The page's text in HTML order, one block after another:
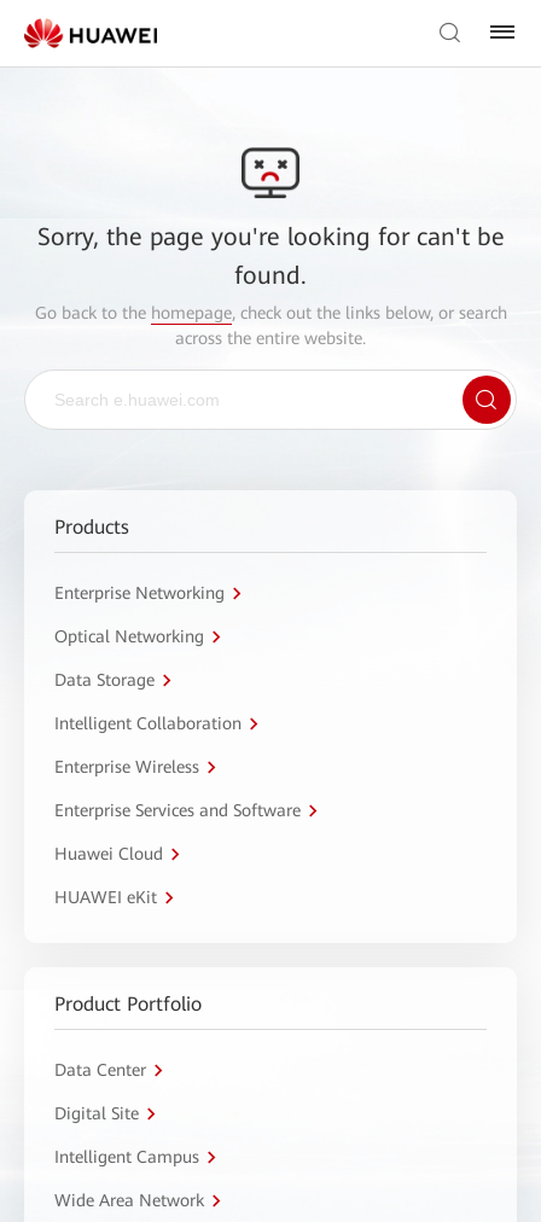
Sorry, the page you're looking for can't be
found.
Go back to the homepage, check out the links below, or search
across the entire website.
Products
Enterprise Networking
Optical Networking
Data Storage
Intelligent Collaboration
Enterprise Wireless
Enterprise Services and Software
Huawei Cloud
HUAWEI eKit
Product Portfolio
Data Center
Digital Site
Intelligent Campus
Wide Area Network